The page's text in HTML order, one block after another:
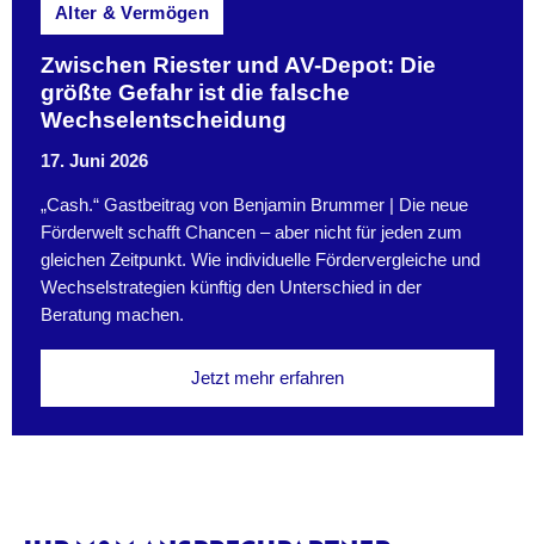
Alter & Vermögen
Zwischen Riester und AV-Depot: Die
größte Gefahr ist die falsche
Wechselentscheidung
17. Juni 2026
„Cash.“ Gastbeitrag von Benjamin Brummer | Die neue
Förderwelt schafft Chancen – aber nicht für jeden zum
gleichen Zeitpunkt. Wie individuelle Fördervergleiche und
Wechselstrategien künftig den Unterschied in der
Beratung machen.
Jetzt mehr erfahren